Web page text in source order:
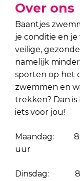
Over ons
Baantjes
je conditie en
veilige,
namelijk
sporten op het
zwemmen en
trekken? Dan
iets voor jou!
Maandag:
uur
Dinsdag: 8:00-